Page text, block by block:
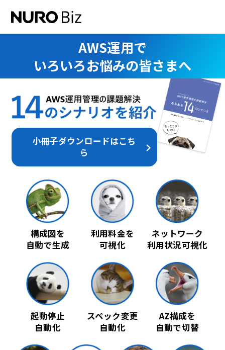
AWS運用で
いろいろお悩みの皆さまへ
小冊子ダウンロードはこち
ら
構成図を
自動で生成
利用料金を
可視化
ネットワーク
利用状況可視化
起動停止
自動化
スペック変更
自動化
AZ構成を
自動で切替